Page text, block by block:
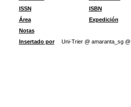
ISSN
ISBN
Área
Expedición
Notas
Insertado por
Uni-Trier @ amaranta_sg @